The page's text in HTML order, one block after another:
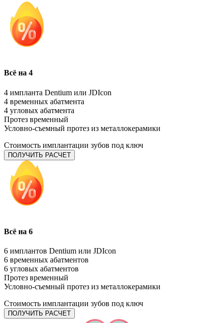
Всё на 4
4 импланта Dentium или JDIcon
4 временных абатмента
4 угловых абатмента
Протез временный
Условно-съемный протез из металлокерамики
Стоимость имплантации зубов под ключ
ПОЛУЧИТЬ РАСЧЕТ
Всё на 6
6 имплантов Dentium или JDIcon
6 временных абатментов
6 угловых абатментов
Протез временный
Условно-съемный протез из металлокерамики
Стоимость имплантации зубов под ключ
ПОЛУЧИТЬ РАСЧЕТ